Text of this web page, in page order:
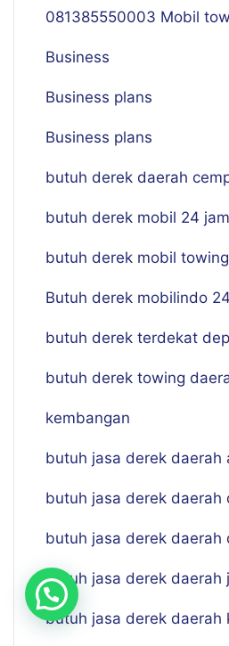
081385550003 Mobil
Business
Business plans
Business plans
butuh derek daerah
butuh derek mobil 24
butuh derek mobil
Butuh derek mobilindo
butuh derek terdekat
butuh derek towing
kembangan
butuh jasa derek daerah
butuh jasa derek daerah
butuh jasa derek daerah
butuh jasa derek daerah
butuh jasa derek daerah